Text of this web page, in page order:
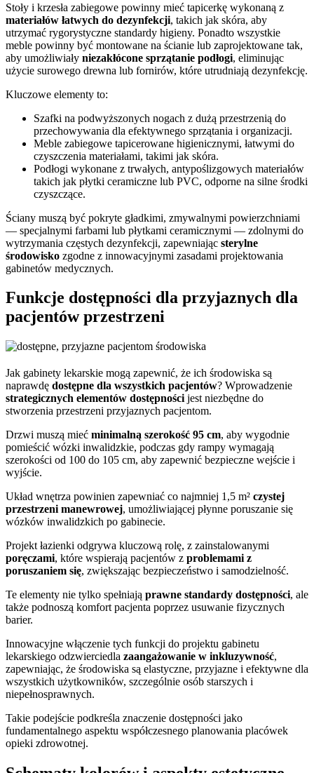
Stoły i krzesła zabiegowe powinny mieć tapicerkę wykonaną z
materiałów łatwych do dezynfekcji, takich jak skóra, aby
utrzymać rygorystyczne standardy higieny. Ponadto wszystkie
meble powinny być montowane na ścianie lub zaprojektowane tak,
aby umożliwiały niezakłócone sprzątanie podłogi, eliminując
użycie surowego drewna lub fornirów, które utrudniają dezynfekcję.
Kluczowe elementy to:
Szafki na podwyższonych nogach z dużą przestrzenią do
przechowywania dla efektywnego sprzątania i organizacji.
Meble zabiegowe tapicerowane higienicznymi, łatwymi do
czyszczenia materiałami, takimi jak skóra.
Podłogi wykonane z trwałych, antypoślizgowych materiałów
takich jak płytki ceramiczne lub PVC, odporne na silne środki
czyszczące.
Ściany muszą być pokryte gładkimi, zmywalnymi powierzchniami
— specjalnymi farbami lub płytkami ceramicznymi — zdolnymi do
wytrzymania częstych dezynfekcji, zapewniając sterylne
środowisko zgodne z innowacyjnymi zasadami projektowania
gabinetów medycznych.
Funkcje dostępności dla przyjaznych dla
pacjentów przestrzeni
Jak gabinety lekarskie mogą zapewnić, że ich środowiska są
naprawdę dostępne dla wszystkich pacjentów? Wprowadzenie
strategicznych elementów dostępności jest niezbędne do
stworzenia przestrzeni przyjaznych pacjentom.
Drzwi muszą mieć minimalną szerokość 95 cm, aby wygodnie
pomieścić wózki inwalidzkie, podczas gdy rampy wymagają
szerokości od 100 do 105 cm, aby zapewnić bezpieczne wejście i
wyjście.
Układ wnętrza powinien zapewniać co najmniej 1,5 m² czystej
przestrzeni manewrowej, umożliwiającej płynne poruszanie się
wózków inwalidzkich po gabinecie.
Projekt łazienki odgrywa kluczową rolę, z zainstalowanymi
poręczami, które wspierają pacjentów z problemami z
poruszaniem się, zwiększając bezpieczeństwo i samodzielność.
Te elementy nie tylko spełniają prawne standardy dostępności, ale
także podnoszą komfort pacjenta poprzez usuwanie fizycznych
barier.
Innowacyjne włączenie tych funkcji do projektu gabinetu
lekarskiego odzwierciedla zaangażowanie w inkluzywność,
zapewniając, że środowiska są elastyczne, przyjazne i efektywne dla
wszystkich użytkowników, szczególnie osób starszych i
niepełnosprawnych.
Takie podejście podkreśla znaczenie dostępności jako
fundamentalnego aspektu współczesnego planowania placówek
opieki zdrowotnej.